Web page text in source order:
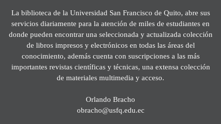
La biblioteca de la Universidad San Francisco de Quito, abre sus
servicios diariamente para la atención de miles de estudiantes en
donde pueden encontrar una seleccionada y actualizada colección
de libros impresos y electrónicos en todas las áreas del
conocimiento, además cuenta con suscripciones a las más
importantes revistas científicas y técnicas, una extensa colección
de materiales multimedia y acceso.
Orlando Bracho
obracho@usfq.edu.ec